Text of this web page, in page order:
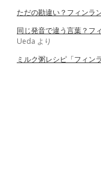
ただの勘違い？フィンラ
同じ発音で違う言葉？フ
Ueda より
ミルク粥レシピ「フィン